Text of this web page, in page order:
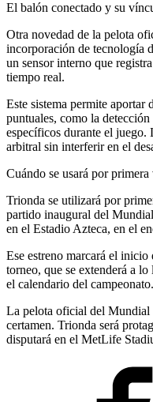
El balón conectado y su
Otra novedad de la pelota
incorporación de tecnología
un sensor interno que
tiempo real.
Este sistema permite aportar
puntuales, como la
específicos durante el juego.
arbitral sin interferir en el
Cuándo se usará por
Trionda se utilizará por
partido inaugural del
en el Estadio Azteca, en el
Ese estreno marcará el
torneo, que se extenderá a
el calendario del campeonato.
La pelota oficial del Mundial
certamen. Trionda será
disputará en el MetLife